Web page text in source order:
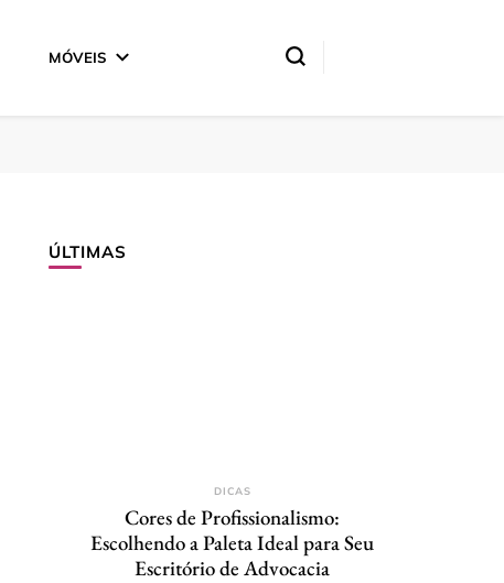
MÓVEIS
ÚLTIMAS
DICAS
Cores de Profissionalismo:
Escolhendo a Paleta Ideal para Seu
Escritório de Advocacia